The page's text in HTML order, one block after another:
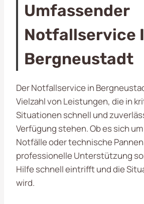
Umfassender
Notfallservice
Bergneustadt
Der Notfallservice in
Vielzahl von Leistungen, die in
Situationen schnell und
Verfügung stehen. Ob es sich
Notfälle oder technische
professionelle Unterstützung
Hilfe schnell eintrifft und die
wird.